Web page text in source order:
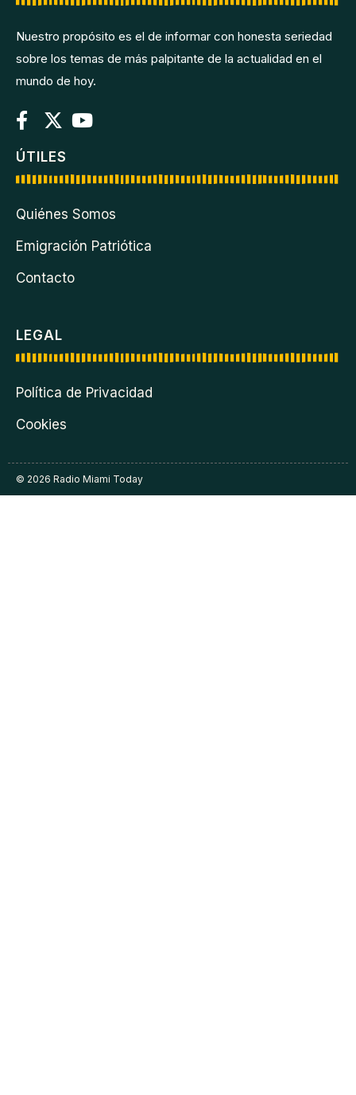
Nuestro propósito es el de informar con honesta seriedad
sobre los temas de más palpitante de la actualidad en el
mundo de hoy.
ÚTILES
Quiénes Somos
Emigración Patriótica
Contacto
LEGAL
Política de Privacidad
Cookies
© 2026 Radio Miami Today